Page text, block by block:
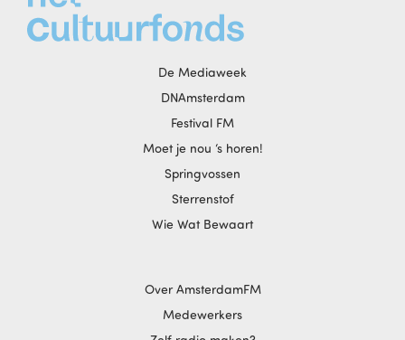
De Mediaweek
DNAmsterdam
Festival FM
Moet je nou ‘s horen!
Springvossen
Sterrenstof
Wie Wat Bewaart
Over AmsterdamFM
Medewerkers